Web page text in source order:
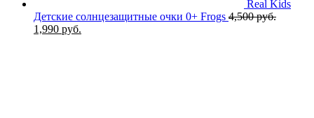
Real Kids
Детские солнцезащитные очки 0+ Frogs 4,500руб.
Первоначальная
1,990 руб.